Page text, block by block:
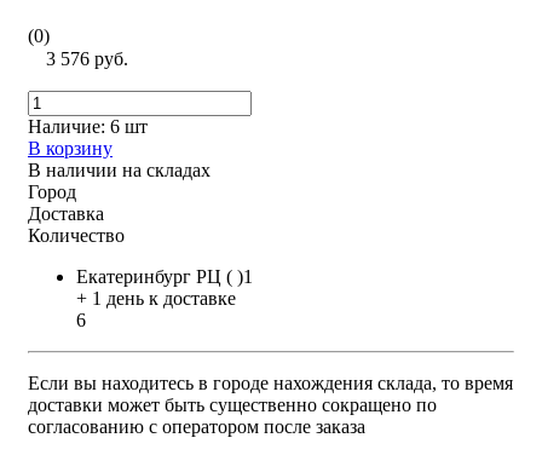
(0)
3 576 руб.
Наличие: 6 шт
В корзину
В наличии на складах
Город
Доставка
Количество
Екатеринбург РЦ ( )1
+ 1 день к доставке
6
Если вы находитесь в городе нахождения склада, то время
доставки может быть существенно сокращено по
согласованию с оператором после заказа